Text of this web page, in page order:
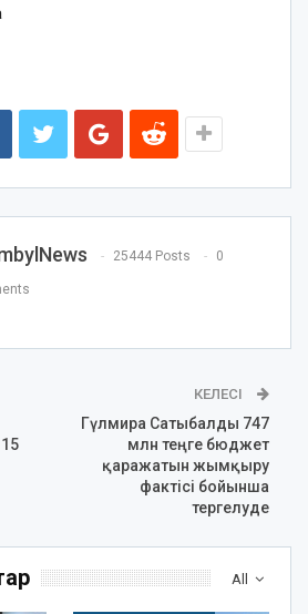
25444 Posts 0
КЕЛЕСІ
Гүлмира Сатыбалды 747
млн теңге бюджет
қаражатын жымқыру
фактісі бойынша
тергелуде
All